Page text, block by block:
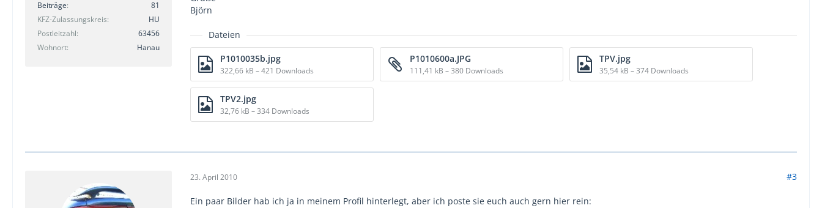
Beiträge
81
KFZ-Zulassungskreis
HU
Postleitzahl
63456
Wohnort
Hanau
Björn
Dateien
P1010035b.jpg
322,66 kB – 421 Downloads
P1010600a.JPG
111,41 kB – 380 Downloads
TPV.jpg
35,54 kB – 374 Downloads
TPV2.jpg
32,76 kB – 334 Downloads
23. April 2010 #3
Ein paar Bilder hab ich ja in meinem Profil hinterlegt, aber ich poste sie euch auch gern hier rein: